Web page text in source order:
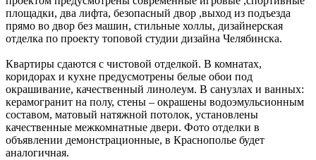
площадки, два лифта, безопасный двор ,выход из подъезда
прямо во двор без машин, стильные холлы, дизайнерская
отделка по проекту топовой студии дизайна Челябинска.
Квартиры сдаются с чистовой отделкой. В комнатах,
коридорах и кухне предусмотрены белые обои под
окрашивание, качественный линолеум. В санузлах и ванных:
керамогранит на полу, стены – окрашены водоэмульсионным
составом, матовый натяжной потолок, установлены
качественные межкомнатные двери. Фото отделки в
объявлении демонстрационные, в Краснополье будет
аналогичная.